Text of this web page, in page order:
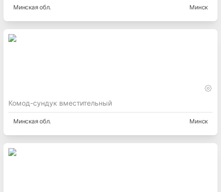
Минская обл. Минск
Комод-сундук вместительный
Минская обл. Минск